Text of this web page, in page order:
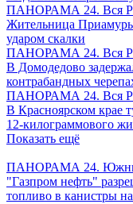
ПАНОРАМА 24. Вся
Жительница
ударом скалки
ПАНОРАМА 24. Вся
В Домодедово
контрабандных
ПАНОРАМА 24. Вся
В Красноярском крае
12-килограммового
Показать ещё
ПАНОРАМА 24.
"Газпром нефть"
топливо в канистры